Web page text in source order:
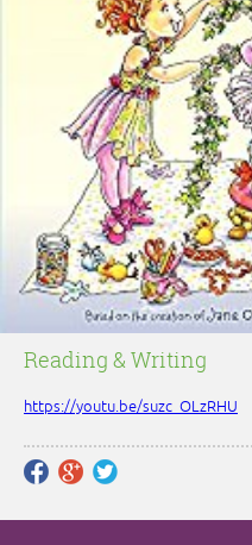
Reading & Writing
https://youtu.be/suzc_OLzRHU